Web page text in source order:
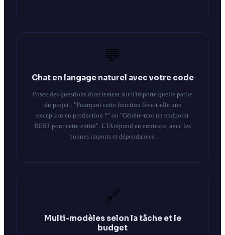
💬
Chat en langage naturel avec votre code
Posez des questions directement sur n'importe quelle partie
du projet : "Pourquoi cette fonction lève-t-elle une
exception en production ?" ou "Génère-moi un endpoint
REST pour cette entité". L'IA répond en contexte, avec les
bonnes imports et dépendances.
🔗
Multi-modèles selon la tâche et le
budget